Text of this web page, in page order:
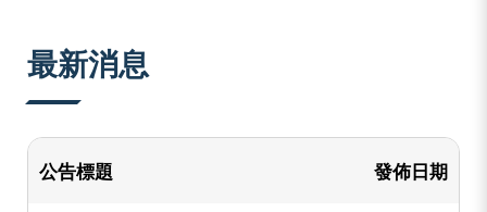
最新消息
公告標題 發佈日期